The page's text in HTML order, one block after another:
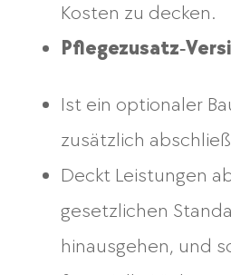
Kosten zu decken.
Ist ein optionaler
zusätzlich
Deckt Leistungen
gesetzlichen
hinausgehen, und